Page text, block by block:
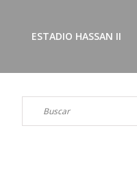
ESTADIO HASSAN II